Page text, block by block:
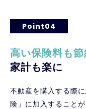
Point04
高い保険料も節
家計も楽に
不動産を購入する際
険」に加入することが